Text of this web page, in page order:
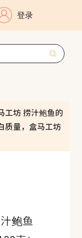
登录
工坊 捞汁鲍鱼的
质量，盒马工坊
鲍鱼